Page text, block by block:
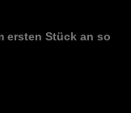
ersten Stück an so